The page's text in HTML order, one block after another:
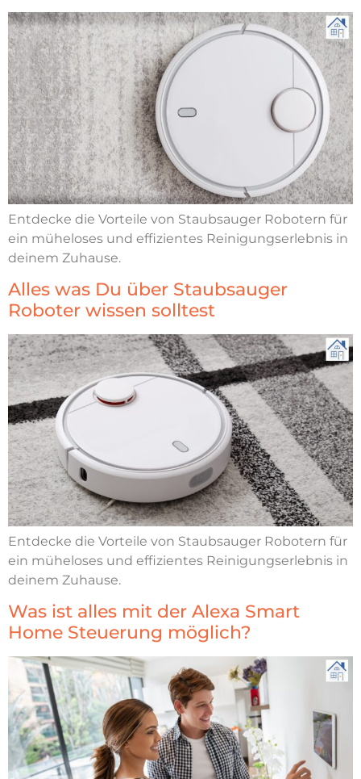
Entdecke die Vorteile von Staubsauger Robotern für
ein müheloses und effizientes Reinigungserlebnis in
deinem Zuhause.
Alles was Du über Staubsauger
Roboter wissen solltest
Entdecke die Vorteile von Staubsauger Robotern für
ein müheloses und effizientes Reinigungserlebnis in
deinem Zuhause.
Was ist alles mit der Alexa Smart
Home Steuerung möglich?